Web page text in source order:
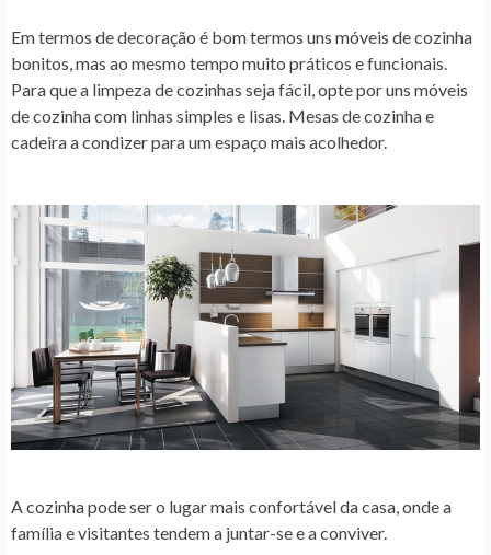
Em termos de decoração é bom termos uns móveis de cozinha
bonitos, mas ao mesmo tempo muito práticos e funcionais.
Para que a limpeza de cozinhas seja fácil, opte por uns móveis
de cozinha com linhas simples e lisas. Mesas de cozinha e
cadeira a condizer para um espaço mais acolhedor.
A cozinha pode ser o lugar mais confortável da casa, onde a
família e visitantes tendem a juntar-se e a conviver.